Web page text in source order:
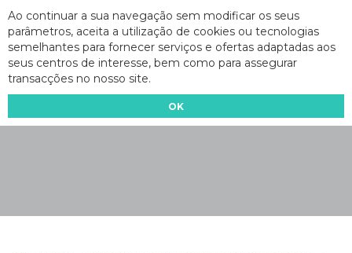
Ao continuar a sua navegação sem modificar os seus
parâmetros, aceita a utilização de cookies ou tecnologias
semelhantes para fornecer serviços e ofertas adaptadas aos
seus centros de interesse, bem como para assegurar
transacções no nosso site.
OK